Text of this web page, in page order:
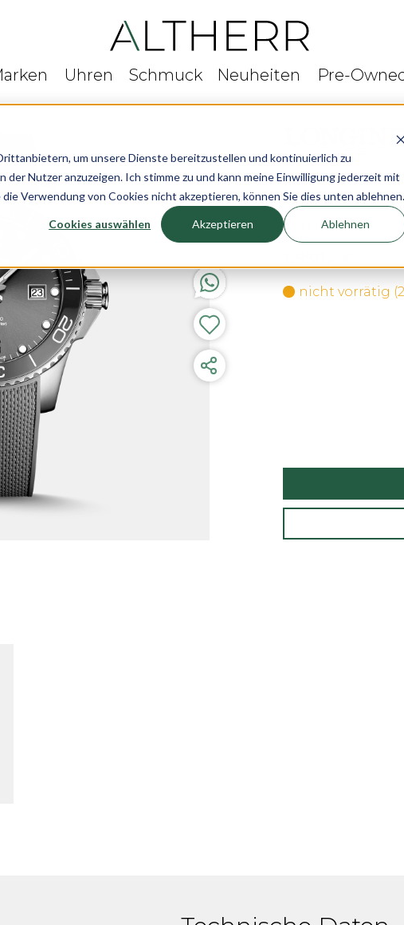
um unsere Dienste bereitzustellen und kontinuierlich zu
Nutzer anzuzeigen. Ich stimme zu und kann meine Einwilligung jederzeit mit
Verwendung von Cookies nicht akzeptieren, können Sie dies unten ablehnen.
Cookies auswählen Akzeptieren Ablehnen
Uhren Schmuck Neuheiten Pre-
Longines
Ø 41 mm
nicht vorrätig